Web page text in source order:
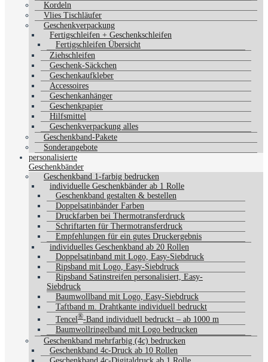
Kordeln
Vlies Tischläufer
Geschenkverpackung
Fertigschleifen + Geschenkschleifen
Fertigschleifen Übersicht
Ziehschleifen
Geschenk-Säckchen
Geschenkaufkleber
Accessoires
Geschenkanhänger
Geschenkpapier
Hilfsmittel
Geschenkverpackung alles
Geschenkband-Pakete
Sonderangebote
personalisierte
Geschenkbänder
Geschenkband 1-farbig bedrucken
individuelle Geschenkbänder ab 1 Rolle
Geschenkband gestalten & bestellen
Doppelsatinbänder Farben
Druckfarben bei Thermotransferdruck
Schriftarten für Thermotransferdruck
Empfehlungen für ein gutes Druckergebnis
individuelles Geschenkband ab 20 Rollen
Doppelsatinband mit Logo, Easy-Siebdruck
Ripsband mit Logo, Easy-Siebdruck
Ripsband Satinstreifen personalisiert, Easy-
Siebdruck
Baumwollband mit Logo, Easy-Siebdruck
Taftband m. Drahtkante individuell bedruckt
Tencel®-Band individuell bedruckt – ab 1000 m
Baumwollringelband mit Logo bedrucken
Geschenkband mehrfarbig (4c) bedrucken
Geschenkband 4c-Druck ab 10 Rollen